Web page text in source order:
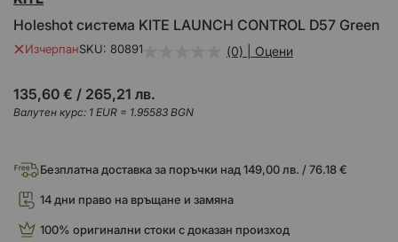
на
галерия
Holeshot система KITE LAUNCH CONTROL D57 Green
ИзчерпанSKU 80891 (0) | Оцени
135,60 € / 265,21 лв.
Валутен курс: 1 EUR = 1.95583 BGN
Безплатна доставка за поръчки над 149,00 лв. / 76.18 €
14 дни право на връщане и замяна
100% оригинални стоки с доказан произход